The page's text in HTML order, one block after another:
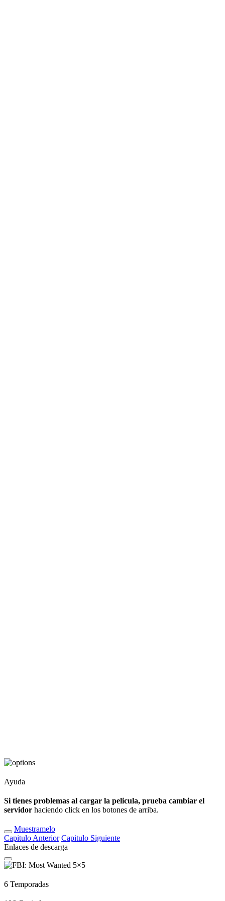
Ayuda
Si tienes problemas al cargar la pelicula, prueba cambiar el
servidor haciendo click en los botones de arriba.
Muestramelo
Capitulo Anterior Capitulo Siguiente
Enlaces de descarga
6 Temporadas